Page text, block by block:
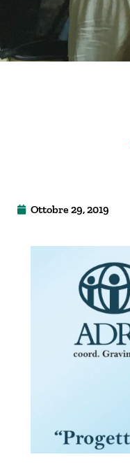
Ottobre 29, 2019